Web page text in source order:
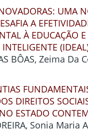
UMA
A
À EDUCAÇÃO
BÔAS, Zeima Da
DIREITOS
ESTADO
Sonia Maria